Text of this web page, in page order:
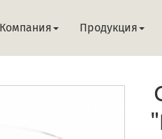
Компания Продукция